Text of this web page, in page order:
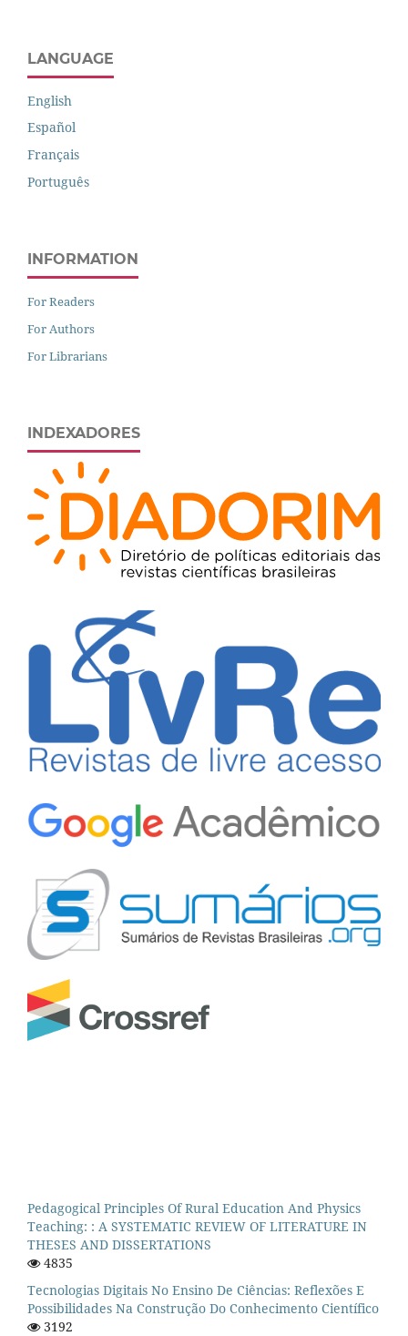
LANGUAGE
English
Español
Français
Português
INFORMATION
For Readers
For Authors
For Librarians
INDEXADORES
Pedagogical Principles Of Rural Education And Physics
Teaching: : A SYSTEMATIC REVIEW OF LITERATURE IN
THESES AND DISSERTATIONS
4835
Tecnologias Digitais No Ensino De Ciências: Reflexões E
Possibilidades Na Construção Do Conhecimento Científico
3192